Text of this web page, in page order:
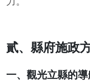
貳、縣府施政
一、觀光立縣的